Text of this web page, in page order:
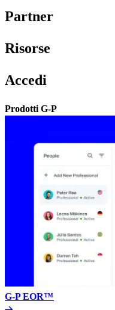
Partner​​
Risorse​​
Accedi​​
Prodotti G-P​​
G-P EOR™​​